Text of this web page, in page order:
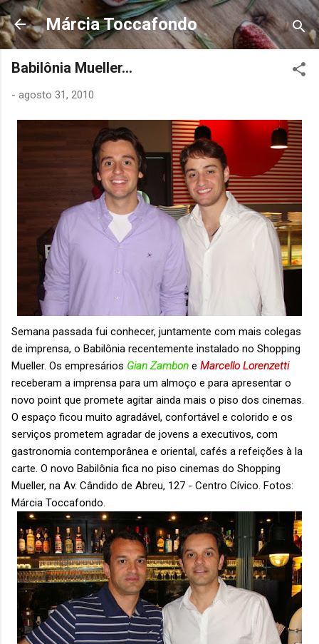
Pular para o conteúdo principal
Márcia Toccafondo
Babilônia Mueller...
- agosto 31, 2010
Semana passada fui conhecer, juntamente com mais colegas
de imprensa, o Babilônia recentemente instalado no Shopping
Mueller. Os empresários Gian Zambon e Marcello Lorenzetti
receberam a imprensa para um almoço e para apresentar o
novo point que promete agitar ainda mais o piso dos cinemas.
O espaço ficou muito agradável, confortável e colorido e os
serviços prometem agradar de jovens a executivos, com
gastronomia contemporânea e oriental, cafés a refeições à la
carte. O novo Babilônia fica no piso cinemas do Shopping
Mueller, na Av. Cândido de Abreu, 127 - Centro Cívico. Fotos:
Márcia Toccafondo.